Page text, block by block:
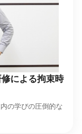
修による拘束時
の学びの圧倒的な